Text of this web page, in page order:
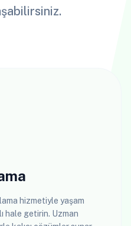
hizmetiyle yaşam
hale getirin. Uzman